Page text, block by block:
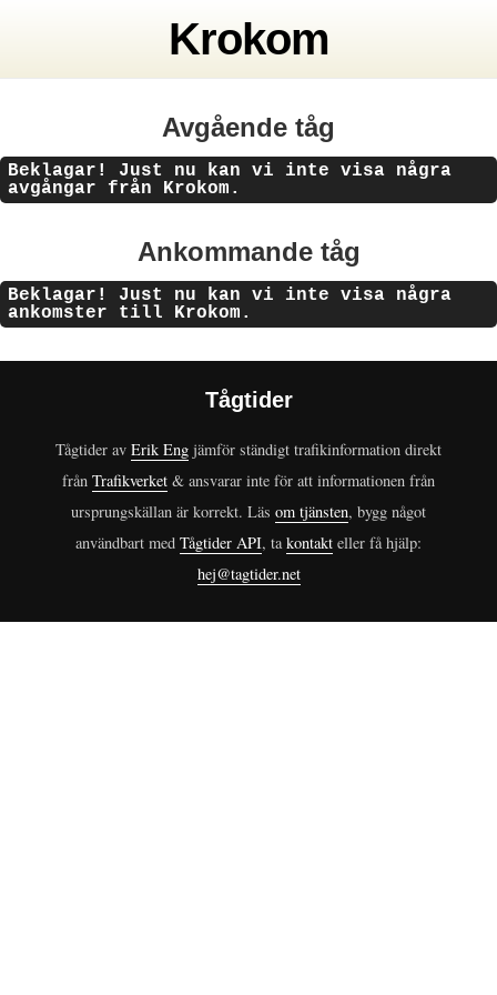
Krokom
Avgående tåg
Beklagar! Just nu kan vi inte visa några
avgångar från Krokom.
Ankommande tåg
Beklagar! Just nu kan vi inte visa några
ankomster till Krokom.
Tågtider
Tågtider av Erik Eng jämför ständigt trafikinformation direkt
från Trafikverket & ansvarar inte för att informationen från
ursprungskällan är korrekt. Läs om tjänsten, bygg något
användbart med Tågtider API, takontakt eller få hjälp:
hej@tagtider.net